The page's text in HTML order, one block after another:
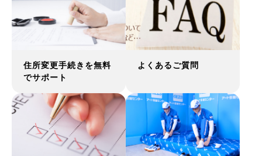
住所変更手続きを無料
でサポート
よくあるご質問